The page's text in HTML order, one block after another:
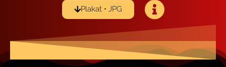
Pla­kat • JPG